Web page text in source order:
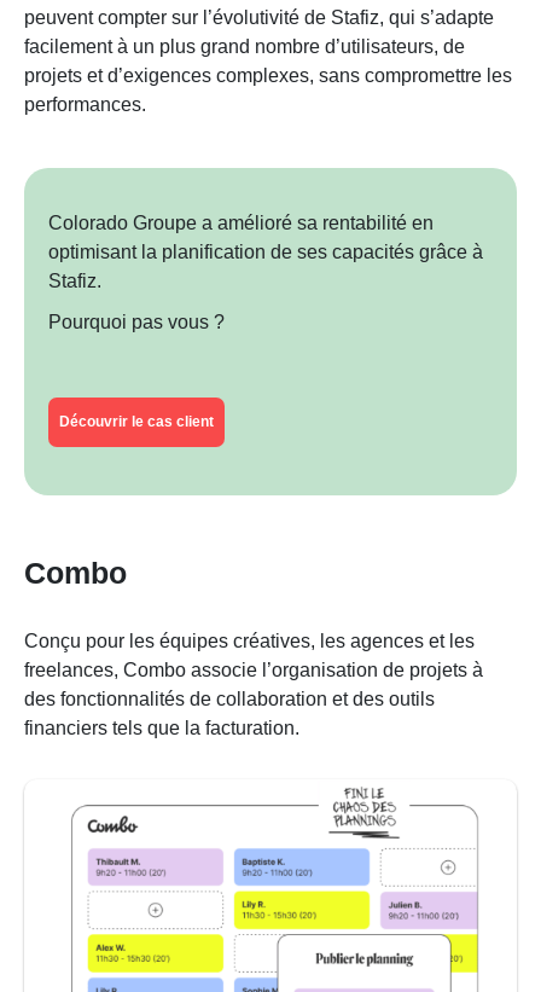
peuvent compter sur l’évolutivité de Stafiz, qui s’adapte
facilement à un plus grand nombre d’utilisateurs, de
projets et d’exigences complexes, sans compromettre les
performances.
Colorado Groupe a amélioré sa rentabilité en
optimisant la planification de ses capacités grâce à
Stafiz.
Pourquoi pas vous ?
Découvrir le cas client
Combo
Conçu pour les équipes créatives, les agences et les
freelances, Combo associe l’organisation de projets à
des fonctionnalités de collaboration et des outils
financiers tels que la facturation.